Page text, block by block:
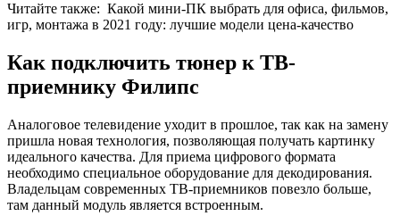
Читайте также: Какой мини-ПК выбрать для офиса, фильмов,
игр, монтажа в 2021 году: лучшие модели цена-качество
Как подключить тюнер к ТВ-
приемнику Филипс
Аналоговое телевидение уходит в прошлое, так как на замену
пришла новая технология, позволяющая получать картинку
идеального качества. Для приема цифрового формата
необходимо специальное оборудование для декодирования.
Владельцам современных ТВ-приемников повезло больше,
там данный модуль является встроенным.